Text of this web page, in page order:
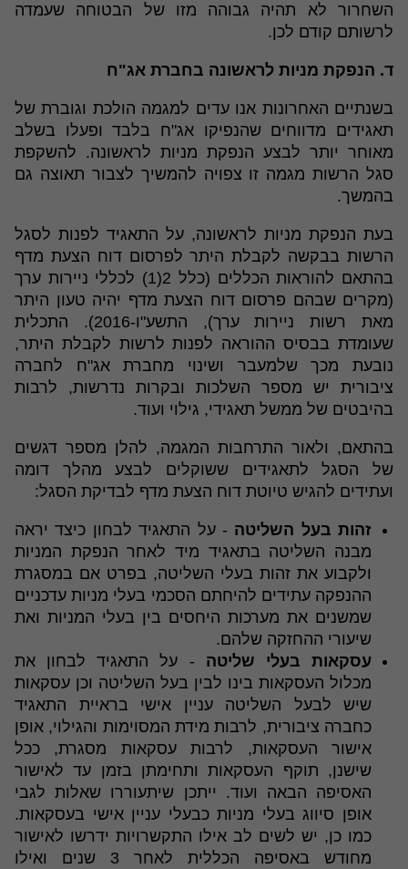
השחרור לא תהיה גבוהה מזו של הבטוחה שעמדה
לרשותם קודם לכן.
ד. הנפקת מניות לראשונה בחברת אג"ח
בשנתיים האחרונות אנו עדים למגמה הולכת וגוברת של
תאגידים מדווחים שהנפיקו אג"ח בלבד ופעלו בשלב
מאוחר יותר לבצע הנפקת מניות לראשונה. להשקפת
סגל הרשות מגמה זו צפויה להמשיך לצבור תאוצה גם
בהמשך.
בעת הנפקת מניות לראשונה, על התאגיד לפנות לסגל
הרשות בבקשה לקבלת היתר לפרסום דוח הצעת מדף
בהתאם להוראות הכללים (כלל 2(1) לכללי ניירות ערך
(מקרים שבהם פרסום דוח הצעת מדף יהיה טעון היתר
מאת רשות ניירות ערך), התשע"ו-2016). התכלית
שעומדת בבסיס ההוראה לפנות לרשות לקבלת היתר,
נובעת מכך שלמעבר ושינוי מחברת אג"ח לחברה
ציבורית יש מספר השלכות ובקרות נדרשות, לרבות
בהיבטים של ממשל תאגידי, גילוי ועוד.
בהתאם, ולאור התרחבות המגמה, להלן מספר דגשים
של הסגל לתאגידים ששוקלים לבצע מהלך דומה
ועתידים להגיש טיוטת דוח הצעת מדף לבדיקת הסגל:
זהות בעל השליטה - על התאגיד לבחון כיצד יראה
מבנה השליטה בתאגיד מיד לאחר הנפקת המניות
ולקבוע את זהות בעלי השליטה, בפרט אם במסגרת
ההנפקה עתידים להיחתם הסכמי בעלי מניות עדכניים
שמשנים את מערכות היחסים בין בעלי המניות ואת
שיעורי ההחזקה שלהם.
עסקאות בעלי שליטה - על התאגיד לבחון את
מכלול העסקאות בינו לבין בעל השליטה וכן עסקאות
שיש לבעל השליטה עניין אישי בראיית התאגיד
כחברה ציבורית, לרבות מידת המסוימות והגילוי, אופן
אישור העסקאות, לרבות עסקאות מסגרת, ככל
שישנן, תוקף העסקאות ותחימתן בזמן עד לאישור
האסיפה הבאה ועוד. ייתכן שיתעוררו שאלות לגבי
אופן סיווג בעלי מניות כבעלי עניין אישי בעסקאות.
כמו כן, יש לשים לב אילו התקשרויות ידרשו לאישור
מחודש באסיפה הכללית לאחר 3 שנים ואילו